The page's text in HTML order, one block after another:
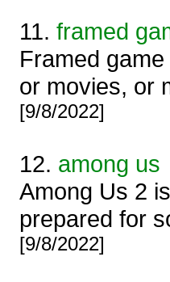
11. framed
Framed
or movies, or
[9/8/2022]
12. among us
Among Us 2
prepared for
[9/8/2022]